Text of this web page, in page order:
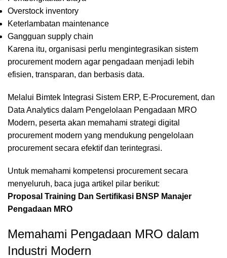
Overstock inventory
Keterlambatan maintenance
Gangguan supply chain
Karena itu, organisasi perlu mengintegrasikan sistem
procurement modern agar pengadaan menjadi lebih
efisien, transparan, dan berbasis data.
Melalui Bimtek Integrasi Sistem ERP, E-Procurement, dan
Data Analytics dalam Pengelolaan Pengadaan MRO
Modern, peserta akan memahami strategi digital
procurement modern yang mendukung pengelolaan
procurement secara efektif dan terintegrasi.
Untuk memahami kompetensi procurement secara
menyeluruh, baca juga artikel pilar berikut:
Proposal Training Dan Sertifikasi BNSP Manajer
Pengadaan MRO
Memahami Pengadaan MRO dalam
Industri Modern